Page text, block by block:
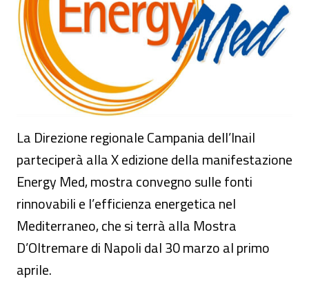
La Direzione regionale Campania dell’Inail
parteciperà alla X edizione della manifestazione
Energy Med, mostra convegno sulle fonti
rinnovabili e l’efficienza energetica nel
Mediterraneo, che si terrà alla Mostra
D’Oltremare di Napoli dal 30 marzo al primo
aprile.